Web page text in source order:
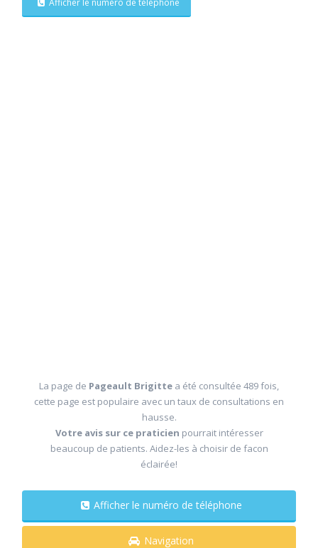
Afficher le numéro de téléphone
La page de Pageault Brigitte a été consultée 489 fois,
cette page est populaire avec un taux de consultations en
hausse.
Votre avis sur ce praticien pourrait intéresser
beaucoup de patients. Aidez-les à choisir de facon
éclairée!
Afficher le numéro de téléphone
Navigation